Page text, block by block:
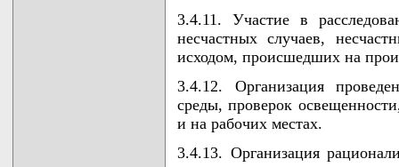
3.4.11. Участие в
несчастных случаев,
исходом, происшедших на
3.4.12. Организация
среды, проверок
и на рабочих местах.
3.4.13. Организация